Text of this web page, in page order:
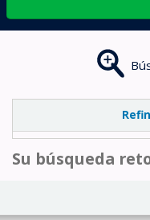
Su búsqueda